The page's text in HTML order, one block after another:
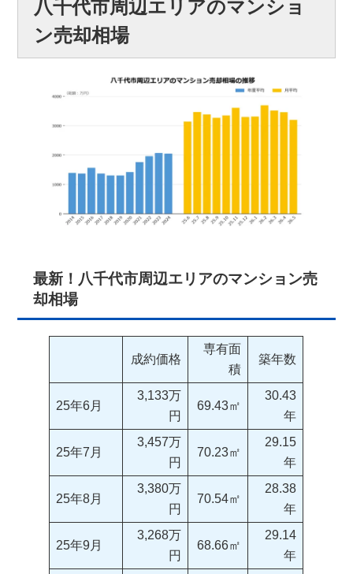
八千代市周辺エリアのマンショ
ン売却相場
最新！八千代市周辺エリアのマンション売
却相場
成約価格
専有面
積
築年数
25年6月
3,133万
円
69.43㎡
30.43
年
25年7月
3,457万
円
70.23㎡
29.15
年
25年8月
3,380万
円
70.54㎡
28.38
年
25年9月
3,268万
円
68.66㎡
29.14
年